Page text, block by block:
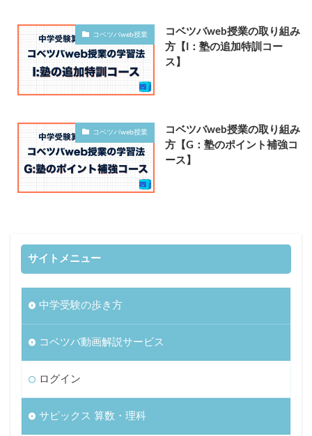
コベツバweb授業
コベツバweb授業の取り組み
方【I：塾の追加特訓コー
ス】
コベツバweb授業
コベツバweb授業の取り組み
方【G：塾のポイント補強コ
ース】
サイトメニュー
中学受験の歩き方
コベツバ動画解説サービス
ログイン
サピックス 算数・理科